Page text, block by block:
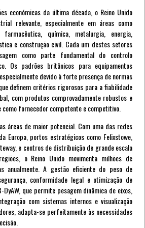
económicas da última década, o Reino Unido
relevante, especialmente em áreas como
farmacêutica, química, metalurgia, energia,
e construção civil. Cada um destes setores
como parte fundamental do controlo
Os padrões britânicos para equipamentos
devido à forte presença de normas
definem critérios rigorosos para a fiabilidade
com produtos comprovadamente robustos e
fornecedor competente e competitivo.
áreas de maior potencial. Com uma das redes
Europa, portos estratégicos como Felixstowe,
e centros de distribuição de grande escala
o Reino Unido movimenta milhões de
anualmente. A gestão eficiente do peso de
conformidade legal e otimização de
que permite pesagem dinâmica de eixos,
com sistemas internos e visualização
adapta-se perfeitamente às necessidades